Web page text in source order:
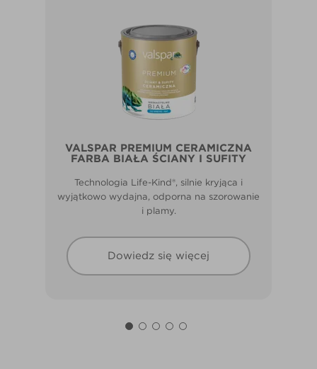
VALSPAR PREMIUM CERAMICZNA
FARBA BIAŁA ŚCIANY I SUFITY
Technologia Life-Kind®, silnie kryjąca i
wyjątkowo wydajna, odporna na szorowanie
i plamy.
Dowiedz się więcej